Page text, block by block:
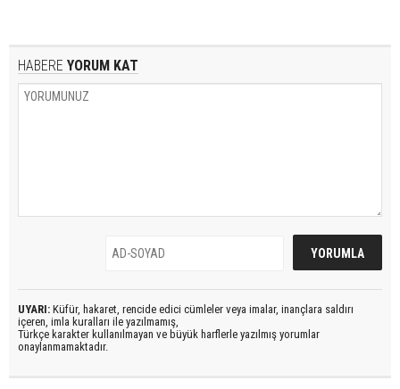
HABERE YORUM KAT
UYARI: Küfür, hakaret, rencide edici cümleler veya imalar, inançlara saldırı
içeren, imla kuralları ile yazılmamış,
Türkçe karakter kullanılmayan ve büyük harflerle yazılmış yorumlar
onaylanmamaktadır.